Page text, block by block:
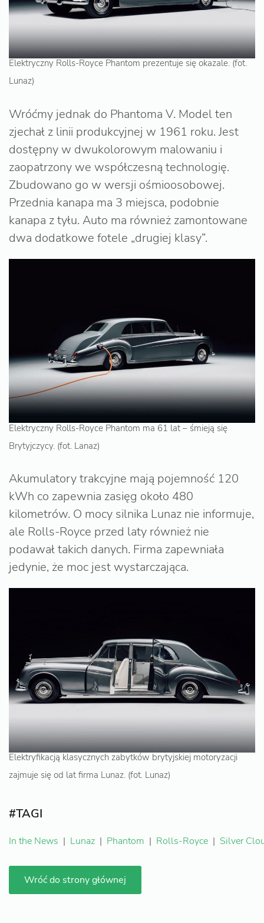
Elektryczny Rolls-Royce Phantom prezentuje się okazale. (fot.
Lunaz)
Wróćmy jednak do Phantoma V. Model ten
zjechał z linii produkcyjnej w 1961 roku. Jest
dostępny w dwukolorowym malowaniu i
zaopatrzony we współczesną technologię.
Zbudowano go w wersji ośmioosobowej.
Przednia kanapa ma 3 miejsca, podobnie
kanapa z tyłu. Auto ma również zamontowane
dwa dodatkowe fotele „drugiej klasy”.
Elektryczny Rolls-Royce Phantom ma 61 lat – śmieją się
Brytyjczycy. (fot. Lanaz)
Akumulatory trakcyjne mają pojemność 120
kWh co zapewnia zasięg około 480
kilometrów. O mocy silnika Lunaz nie informuje,
ale Rolls-Royce przed laty również nie
podawał takich danych. Firma zapewniała
jedynie, że moc jest wystarczająca.
Elektryfikacją klasycznych zabytków brytyjskiej motoryzacji
zajmuje się od lat firma Lunaz. (fot. Lunaz)
#TAGI
In the News | Lunaz | Phantom | Rolls-Royce | Silver
Wróć do strony głównej